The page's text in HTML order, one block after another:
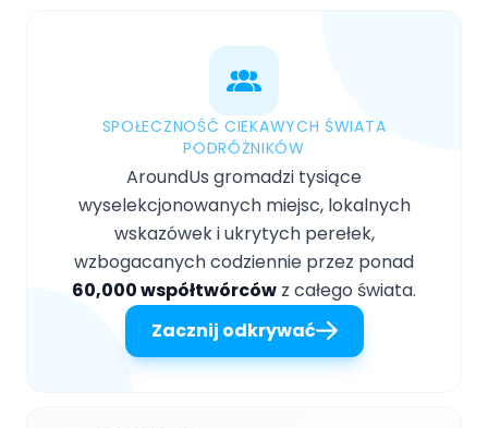
SPOŁECZNOŚĆ CIEKAWYCH ŚWIATA
PODRÓŻNIKÓW
AroundUs gromadzi tysiące
wyselekcjonowanych miejsc, lokalnych
wskazówek i ukrytych perełek,
wzbogacanych codziennie przez ponad
60,000 współtwórców z całego świata.
Zacznij odkrywać